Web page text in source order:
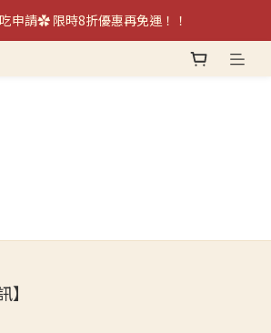
盒！！日本超夯伴手禮不雷の布蕾～
申請✿ 限時8折優惠再免運！！
極致美味.ᐟ.ᐟ ♡《經典本和香糖》♡
】